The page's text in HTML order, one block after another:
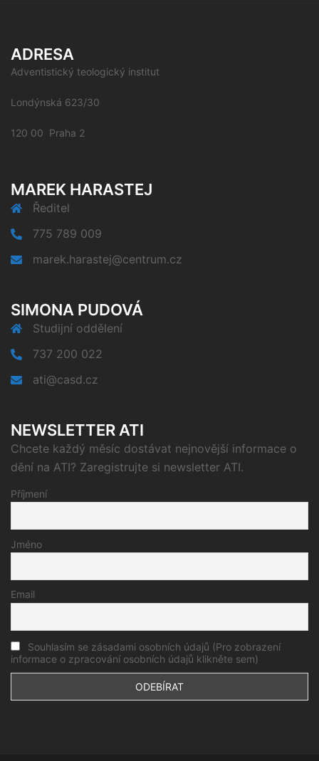
ADRESA
Adventistický teologický institut
Londýnská 623/30
120 00 Praha 2
MAREK HARASTEJ
Ředitel
775 789 009
marek.harastej@centrum.cz
SIMONA PUDOVÁ
Studijní oddělení
737 200 022
ati@casd.cz
NEWSLETTER ATI
Chcete každý měsíc dostávat nejnovější informace o
dění na ATI? Zaregistrujte si newsletter ATI.
Příjmení
Jméno
Email
Souhlasím se zásadami osobních údajů (Pro zobrazení
informace o zpracování osobních údajů klikněte sem)